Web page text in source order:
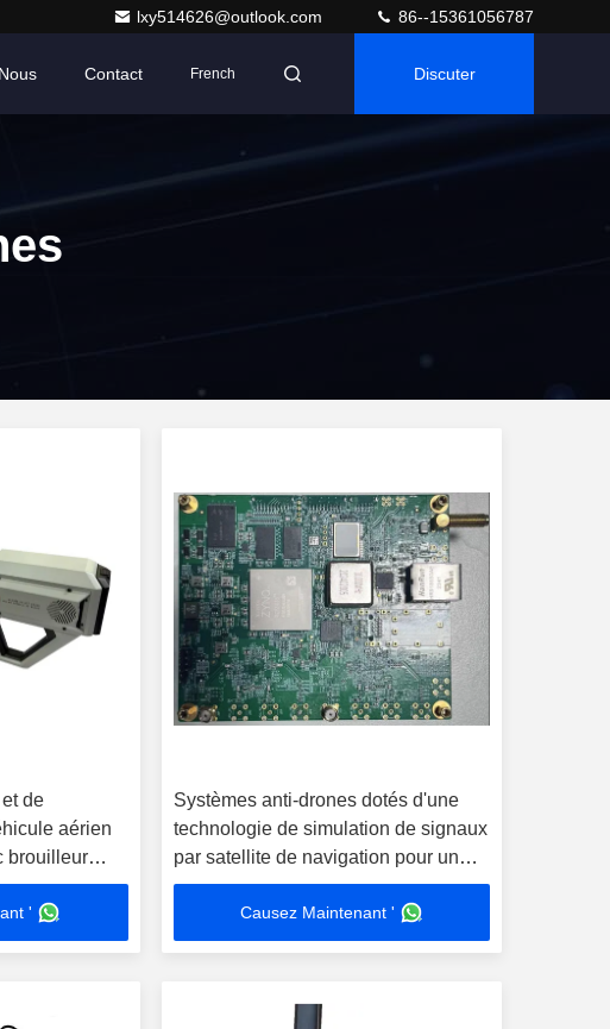
lxy514626@outlook.com 86--15361056787
Contact French Discuter
de
aérien
brouilleur
'
Systèmes anti-drones dotés d'une
technologie de simulation de signaux
par satellite de navigation pour un
port compact et des performances
Causez Maintenant '